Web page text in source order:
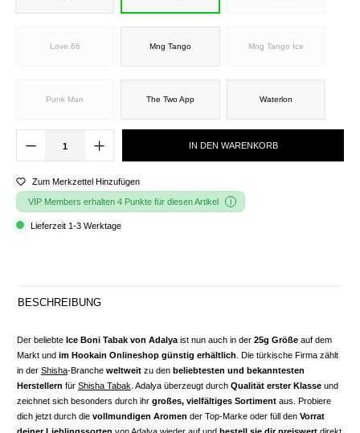
Love 66 Mng Tango Mng Tango Ice
Punk Man The Two App Waterlon
IN DEN WARENKORB
Zum Merkzettel Hinzufügen
VIP Members erhalten 4 Punkte für diesen Artikel
Lieferzeit 1-3 Werktage
BESCHREIBUNG
Der beliebte Ice Boni Tabak von Adalya ist nun auch in der 25g Größe auf dem
Markt und im Hookain Onlineshop günstig erhältlich . Die türkische Firma zählt
in der Shisha-Branche weltweit zu den beliebtesten und bekanntesten
Herstellern für Shisha Tabak . Adalya überzeugt durch Qualität erster Klasse und
zeichnet sich besonders durch ihr großes, vielfältiges Sortiment aus. Probiere
dich jetzt durch die vollmundigen Aromen der Top-Marke oder füll den Vorrat